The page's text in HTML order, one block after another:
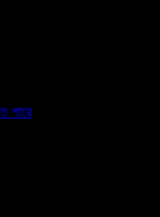
পারে